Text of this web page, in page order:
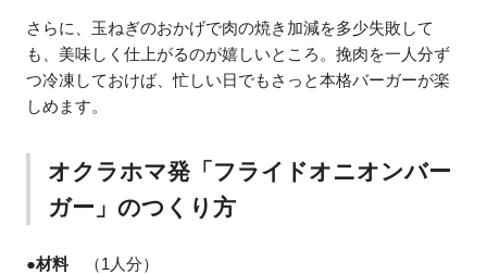
さらに、玉ねぎのおかげで肉の焼き加減を多少失敗して
も、美味しく仕上がるのが嬉しいところ。挽肉を一人分ず
つ冷凍しておけば、忙しい日でもさっと本格バーガーが楽
しめます。
オクラホマ発「フライドオニオンバー
ガー」のつくり方
●材料（1人分）